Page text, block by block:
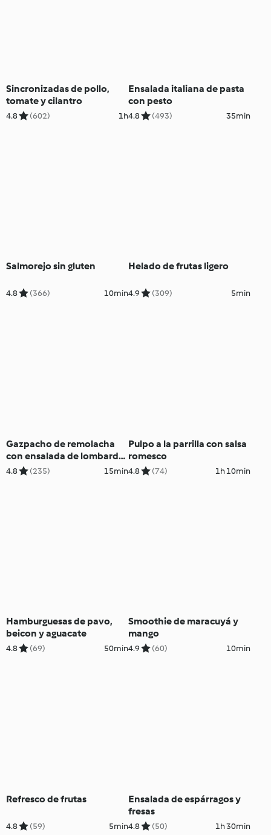
Sincronizadas de pollo,
tomate y cilantro
4.8 (602) 1h
Ensalada italiana de pasta
con pesto
4.8 (493) 35min
Salmorejo sin gluten
4.8 (366) 10min
Helado de frutas ligero
4.9 (309) 5min
Gazpacho de remolacha
con ensalada de lombarda
y queso feta
4.8 (235) 15min
Pulpo a la parrilla con salsa
romesco
4.8 (74) 1h 10min
Hamburguesas de pavo,
beicon y aguacate
4.8 (69) 50min
Smoothie de maracuyá y
mango
4.9 (60) 10min
Refresco de frutas
4.8 (59) 5min
Ensalada de espárragos y
fresas
4.8 (50) 1h 30min